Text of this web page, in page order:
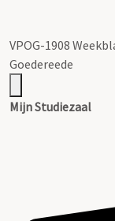
VPOG-1908
Goedereede
Mijn Studiezaal